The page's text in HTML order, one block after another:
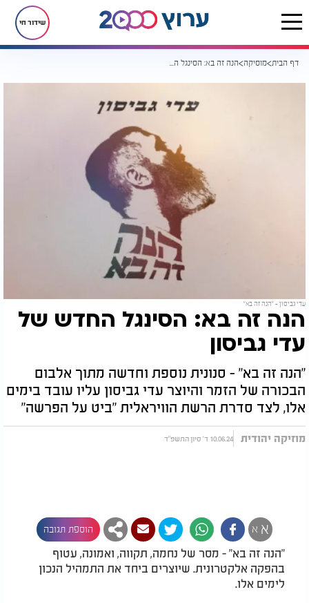
שידור חי
דף הבית מוסיקה הנה זה בא: הסינגל החדש של עדי גביסון
עדי גביסון - "הנה זה בא"
הנה זה בא: הסינגל החדש של
עדי גביסון
"הנה זה בא" - סנונית נוספת וחדשה מתוך אלבום
הבכורה של הזמר והיוצר עדי גביסון עליו עובד בימים
אלו, לצד סדרת הרשת הוויראלית "ביט על הפרשה"
מוזיקה יהודית 10.06.24 ד' סיון התשפ"ד
א א הוספת תגובה
"הנה זה בא" - מסר של נחמה, תקווה, ואמונה, עטוף
בהפקה אלקטרונית. שיוצרים ביחד את התמהיל הנכון
לימים אלו.